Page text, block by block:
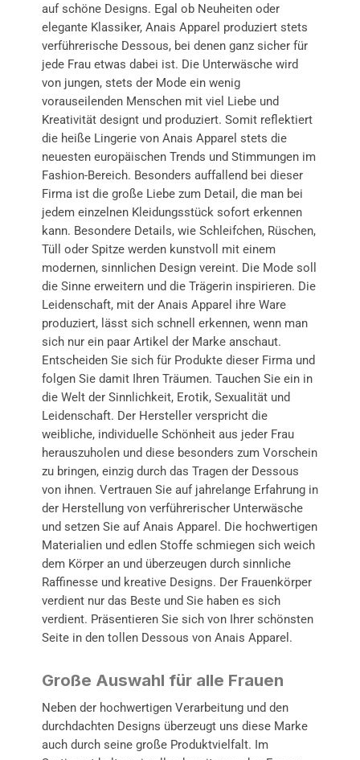
auf schöne Designs. Egal ob Neuheiten oder
elegante Klassiker, Anais Apparel produziert stets
verführerische Dessous, bei denen ganz sicher für
jede Frau etwas dabei ist. Die Unterwäsche wird
von jungen, stets der Mode ein wenig
vorauseilenden Menschen mit viel Liebe und
Kreativität designt und produziert. Somit reflektiert
die heiße Lingerie von Anais Apparel stets die
neuesten europäischen Trends und Stimmungen im
Fashion-Bereich. Besonders auffallend bei dieser
Firma ist die große Liebe zum Detail, die man bei
jedem einzelnen Kleidungsstück sofort erkennen
kann. Besondere Details, wie Schleifchen, Rüschen,
Tüll oder Spitze werden kunstvoll mit einem
modernen, sinnlichen Design vereint. Die Mode soll
die Sinne erweitern und die Trägerin inspirieren. Die
Leidenschaft, mit der Anais Apparel ihre Ware
produziert, lässt sich schnell erkennen, wenn man
sich nur ein paar Artikel der Marke anschaut.
Entscheiden Sie sich für Produkte dieser Firma und
folgen Sie damit Ihren Träumen. Tauchen Sie ein in
die Welt der Sinnlichkeit, Erotik, Sexualität und
Leidenschaft. Der Hersteller verspricht die
weibliche, individuelle Schönheit aus jeder Frau
herauszuholen und diese besonders zum Vorschein
zu bringen, einzig durch das Tragen der Dessous
von ihnen. Vertrauen Sie auf jahrelange Erfahrung in
der Herstellung von verführerischer Unterwäsche
und setzen Sie auf Anais Apparel. Die hochwertigen
Materialien und edlen Stoffe schmiegen sich weich
dem Körper an und überzeugen durch sinnliche
Raffinesse und kreative Designs. Der Frauenkörper
verdient nur das Beste und Sie haben es sich
verdient. Präsentieren Sie sich von Ihrer schönsten
Seite in den tollen Dessous von Anais Apparel.
Große Auswahl für alle Frauen
Neben der hochwertigen Verarbeitung und den
durchdachten Designs überzeugt uns diese Marke
auch durch seine große Produktvielfalt. Im